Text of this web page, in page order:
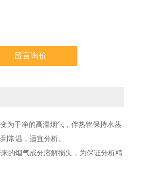
留言询价
为干净的高温烟气，伴热管保持水蒸
常温，适宜分析。
的烟气成分溶解损失，为保证分析精